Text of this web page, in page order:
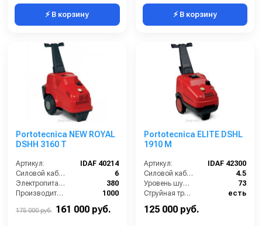
⚡ В корзину ⚡ В корзину
Portotecnica NEW ROYAL
DSHH 3160 T
Артикул:
IDAF 40214
Силовой кабель (м):
6
Электропитание (В):
380
Производительность (л/ч):
1000
175 000 руб. 161 000 руб.
Portotecnica ELITE DSHL
1910 M
Артикул:
IDAF 42300
Силовой кабель (м):
4.5
Уровень шума (дБ):
73
Струйная трубка (копьё):
есть
125 000 руб.